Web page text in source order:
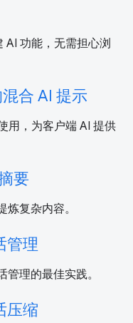
AI 功能，无需担心浏
合 AI 提示
用，为客户端 AI 提供
要
复杂内容。
管理
理的最佳实践。
压缩